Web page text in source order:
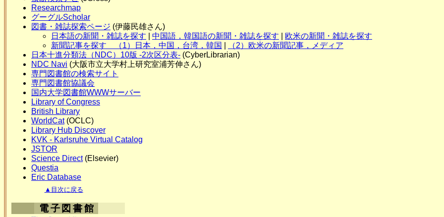
Researchmap
グーグルScholar
図書・雑誌探索ページ (伊藤民雄さん)
日本語の新聞・雑誌を探す
中国語，韓国語の新聞・雑誌を探す
欧米の新聞・雑誌を探す
新聞記事を探す （1）日本，中国，台湾，韓国
（2）欧米の新聞記事，メディア
日本十進分類法（NDC）10版 -2次区分表- (CyberLibrarian)
NDC Navi (大阪市立大学村上研究室浦芳伸さん)
専門図書館の検索サイト
専門図書館協議会
国内大学図書館WWWサーバー
Library of Congress
British Library
WorldCat(OCLC)
Library Hub Discover
KVK - Karlsruhe Virtual Catalog
JSTOR
Science Direct(Elsevier)
Questia
Eric Database
▲目次に戻る
電子図書館